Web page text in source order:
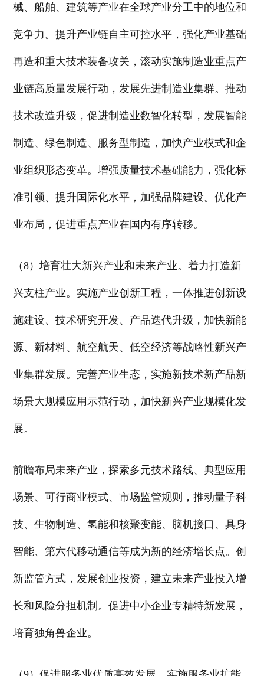
械、船舶、建筑等产业在全球产业分工中的地位和
竞争力。提升产业链自主可控水平，强化产业基础
再造和重大技术装备攻关，滚动实施制造业重点产
业链高质量发展行动，发展先进制造业集群。推动
技术改造升级，促进制造业数智化转型，发展智能
制造、绿色制造、服务型制造，加快产业模式和企
业组织形态变革。增强质量技术基础能力，强化标
准引领、提升国际化水平，加强品牌建设。优化产
业布局，促进重点产业在国内有序转移。
（8）培育壮大新兴产业和未来产业。着力打造新
兴支柱产业。实施产业创新工程，一体推进创新设
施建设、技术研究开发、产品迭代升级，加快新能
源、新材料、航空航天、低空经济等战略性新兴产
业集群发展。完善产业生态，实施新技术新产品新
场景大规模应用示范行动，加快新兴产业规模化发
展。
前瞻布局未来产业，探索多元技术路线、典型应用
场景、可行商业模式、市场监管规则，推动量子科
技、生物制造、氢能和核聚变能、脑机接口、具身
智能、第六代移动通信等成为新的经济增长点。创
新监管方式，发展创业投资，建立未来产业投入增
长和风险分担机制。促进中小企业专精特新发展，
培育独角兽企业。